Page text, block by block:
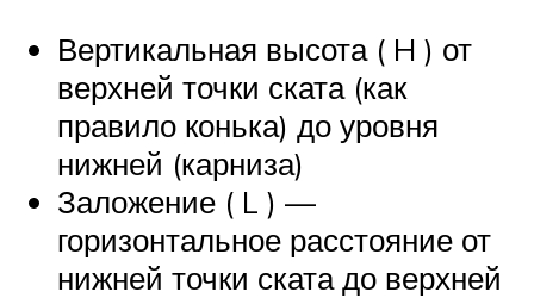
Вертикальная высота ( H ) от
верхней точки ската (как
правило конька) до уровня
нижней (карниза)
Заложение ( L ) —
горизонтальное расстояние от
нижней точки ската до верхней